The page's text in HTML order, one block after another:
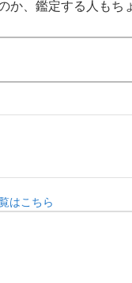
か、鑑定する人もち
はこちら